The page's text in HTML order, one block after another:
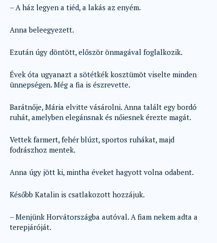
– A ház legyen a tiéd, a lakás az enyém.
Anna beleegyezett.
Ezután úgy döntött, először önmagával foglalkozik.
Évek óta ugyanazt a sötétkék kosztümöt viselte minden
ünnepségen. Még a fia is észrevette.
Barátnője, Mária elvitte vásárolni. Anna talált egy bordó
ruhát, amelyben elegánsnak és nőiesnek érezte magát.
Vettek farmert, fehér blúzt, sportos ruhákat, majd
fodrászhoz mentek.
Anna úgy jött ki, mintha éveket hagyott volna odabent.
Később Katalin is csatlakozott hozzájuk.
– Menjünk Horvátországba autóval. A fiam nekem adta a
terepjáróját.